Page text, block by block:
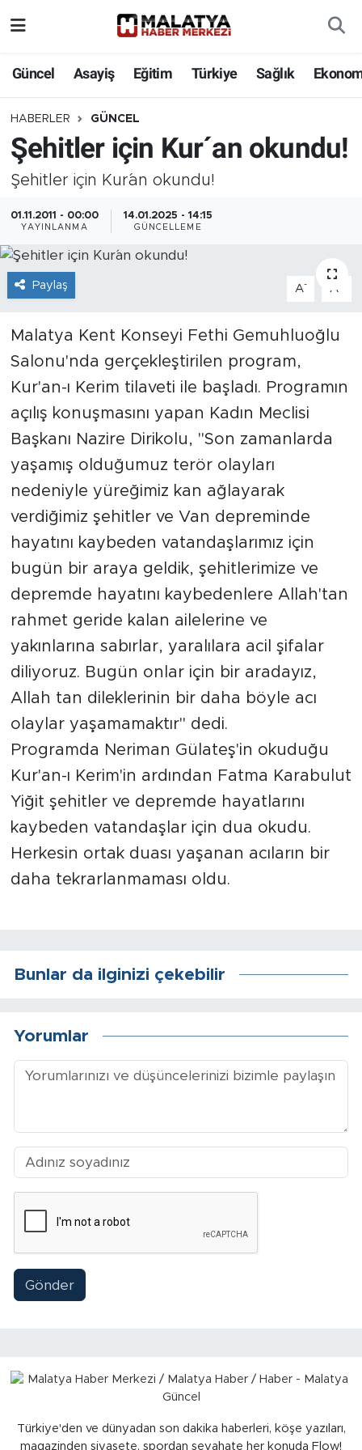
Güncel Asayiş Eğitim Türkiye Sağlık
HABERLER GÜNCEL
Şehitler için Kur´an okundu!
Şehitler için Kur´an okundu!
01.11.2011 - 00:00
YAYINLANMA
14.01.2025 - 14:15
GÜNCELLEME
Paylaş A- A
Malatya Kent Konseyi Fethi Gemuhluoğlu
Salonu'nda gerçekleştirilen program,
Kur'an-ı Kerim tilaveti ile başladı. Programın
açılış konuşmasını yapan Kadın Meclisi
Başkanı Nazire Dirikolu, "Son zamanlarda
yaşamış olduğumuz terör olayları
nedeniyle yüreğimiz kan ağlayarak
verdiğimiz şehitler ve Van depreminde
hayatını kaybeden vatandaşlarımız için
bugün bir araya geldik, şehitlerimize ve
depremde hayatını kaybedenlere Allah'tan
rahmet geride kalan ailelerine ve
yakınlarına sabırlar, yaralılara acil şifalar
diliyoruz. Bugün onlar için bir aradayız,
Allah tan dileklerinin bir daha böyle acı
olaylar yaşamamaktır" dedi.
Programda Neriman Gülateş'in okuduğu
Kur'an-ı Kerim'in ardından Fatma Karabulut
Yiğit şehitler ve depremde hayatlarını
kaybeden vatandaşlar için dua okudu.
Herkesin ortak duası yaşanan acıların bir
daha tekrarlanmaması oldu.
Bunlar da ilginizi çekebilir
Yorumlar
Gönder
Türkiye'den ve dünyadan son dakika haberleri, köşe yazıları,
magazinden siyasete, spordan seyahate her konuda Flow!
Eğitim
Türkiye
Sağlık
Ekonomi
İş İlanları
Dünya
Spor
Yazıhan
Yeşilyurt
Akçadağ
Doğanyol
Arapgir
Arguvan
Battalgazi
Darende
Doğanşehir
Kale
Asayiş
Siyaset
Adıyaman